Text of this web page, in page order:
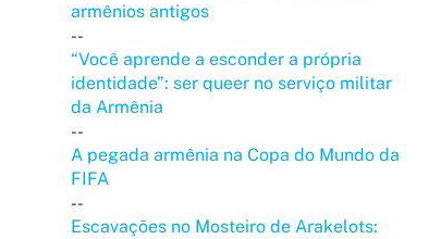
armênios antigos
--
“Você aprende a esconder a própria
identidade”: ser queer no serviço militar
da Armênia
--
A pegada armênia na Copa do Mundo da
FIFA
--
Escavações no Mosteiro de Arakelots: